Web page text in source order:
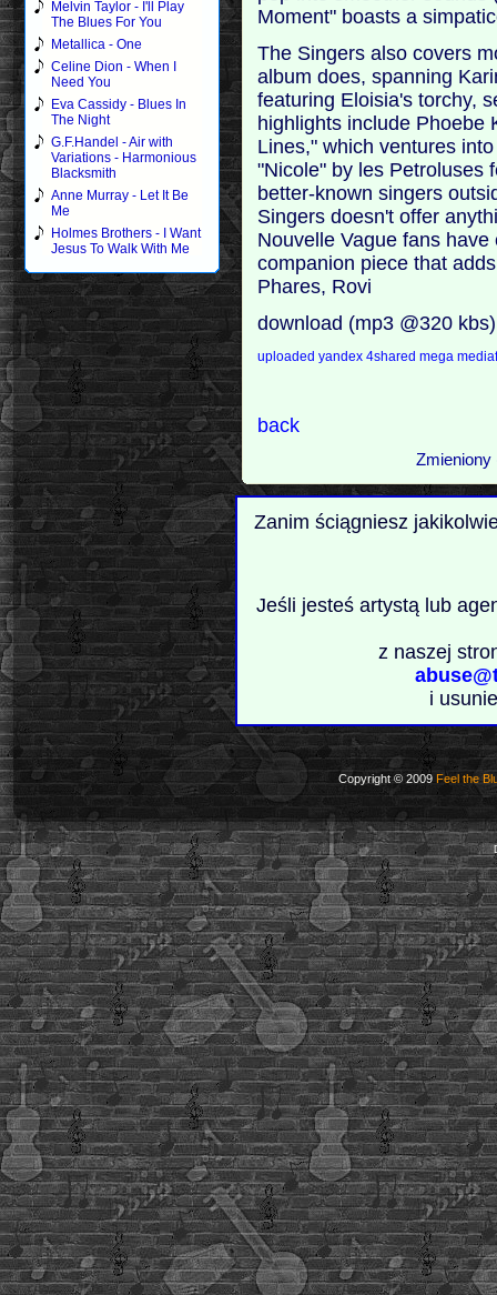
Melvin Taylor - I'll Play
The Blues For You
Metallica - One
Celine Dion - When I
Need You
Eva Cassidy - Blues In
The Night
G.F.Handel - Air with
Variations - Harmonious
Blacksmith
Anne Murray - Let It Be
Me
Holmes Brothers - I Want
Jesus To Walk With Me
Moment" boasts a
The Singers also covers
album does, spanning
featuring Eloisia's torchy,
highlights include Phoebe
Lines," which ventures
"Nicole" by les Petroluses
better-known singers
Singers doesn't offer
Nouvelle Vague fans
companion piece that
Phares, Rovi
download (mp3 @320
uploadedyandex4sharedmega
back
Zmieniony
Zanim ściągniesz
Jeśli jesteś artystą lub
z naszej
i
Copyright © 2009 Feel the